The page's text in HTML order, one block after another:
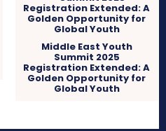
Middle East Youth
Summit 2025
Registration Extended: A
Golden Opportunity for
Global Youth